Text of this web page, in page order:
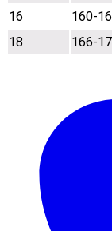
16
160-
18
166-